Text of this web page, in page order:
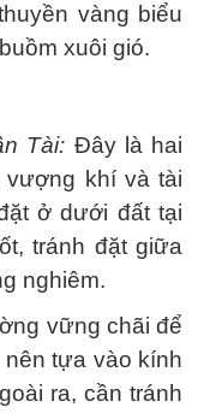
vàng biểu
xuôi gió.
Tài: Đây là hai
khí và tài
ở dưới đất tại
tránh đặt giữa
nghiêm.
vững chãi để
tựa vào kính
ra, cần tránh